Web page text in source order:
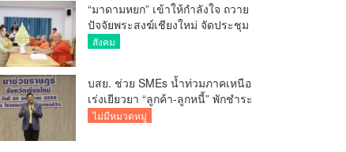
“มาดามหยก” เข้าให้กำลังใจ ถวาย
ปัจจัยพระสงฆ์เชียงใหม่ จัดประชุม
ทำบัญชีรายรับรายจ่ายของวัด กว่า
สังคม
บสย. ช่วย SMEs น้ำท่วมภาคเหนือ
เร่งเยียวยา “ลูกค้า-ลูกหนี้” พักชำระ
ค่าธรรมเนียม-ค่างวด
ไม่มีหมวดหมู่